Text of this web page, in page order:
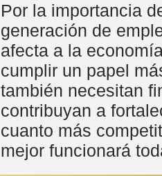
Por la importancia
generación de
afecta a la
cumplir un papel
también necesitan
contribuyan a
cuanto más
mejor funcionará